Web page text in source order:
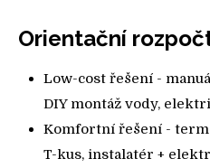
Orientační
Low-cost řešení -
DIY montáž vody,
Komfortní řešení -
T-kus, instalatér +